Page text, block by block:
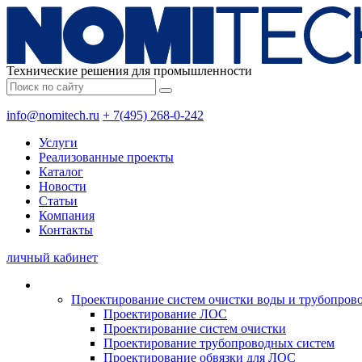
Технические решения для промышленности
info@nomitech.ru + 7(495) 268-0-242
Услуги
Реализованные проекты
Каталог
Новости
Статьи
Компания
Контакты
личный кабинет
Проектирование систем очистки воды и
Проектирование ЛОС
Проектирование систем очистки
Проектирование трубопроводных систем
Проектирование обвязки для ЛОС